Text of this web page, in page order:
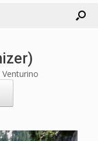
Venturino